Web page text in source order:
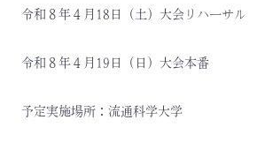
令和８年４月18日（土）大会リハーサル
令和８年４月19日（日）大会本番
予定実施場所：流通科学大学